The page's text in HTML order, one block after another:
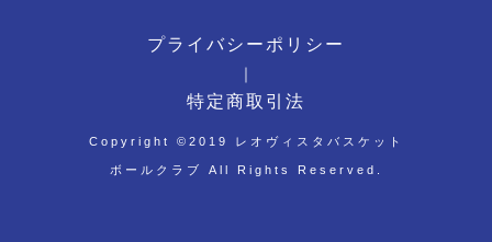
プライバシーポリシー
｜
特定商取引法
Copyright ©︎2019 レオヴィスタバスケット
ボールクラブ All Rights Reserved.